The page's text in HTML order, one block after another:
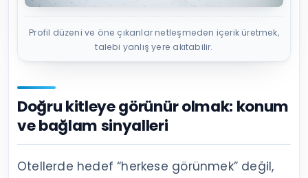
Profil düzeni ve öne çıkanlar netleşmeden içerik üretmek,
talebi yanlış yere akıtabilir.
Doğru kitleye görünür olmak: konum
ve bağlam sinyalleri
Otellerde hedef “herkese görünmek” değil,